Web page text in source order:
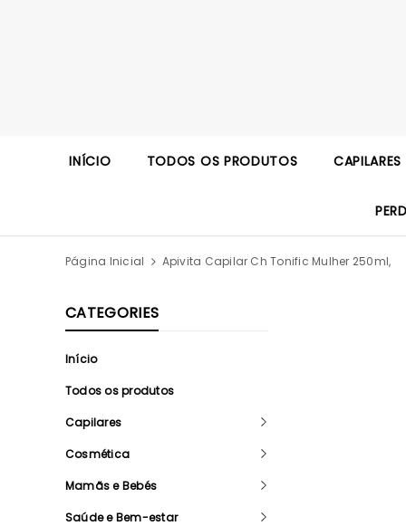
INÍCIO TODOS OS PRODUTOS CAPILARES
Página Inicial Apivita Capilar Ch Tonific Mulher 250ml,
CATEGORIES
Início
Todos os produtos
Capilares
Cosmética
Mamãs e Bebés
Saúde e Bem-estar